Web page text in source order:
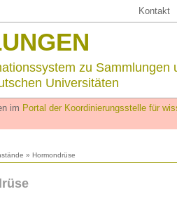
Kontakt
zu Sammlungen
Universitäten
im Portal der Koordinierungsstelle für
» Hormondrüse